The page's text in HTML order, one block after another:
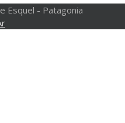
Esquel - Patagonia